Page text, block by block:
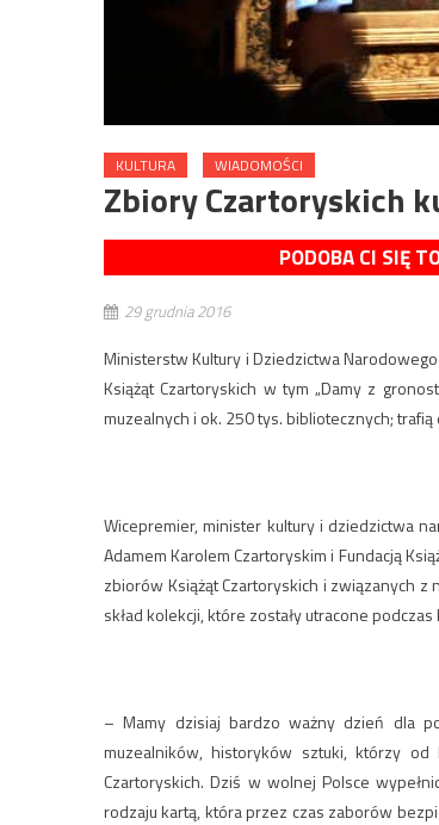
KULTURA WIADOMOŚCI
Zbiory Czartoryskich
PODOBA CI SIĘ
29 grudnia 2016
Ministerstw Kultury i Dziedzictwa
Książąt Czartoryskich w tym „Damy z
muzealnych i ok. 250 tys. bibliotecznych;
Wicepremier, minister kultury i dziedzictwa
Adamem Karolem Czartoryskim i Fundacją
zbiorów Książąt Czartoryskich i związanych
skład kolekcji, które zostały utracone
– Mamy dzisiaj bardzo ważny dzień dla
muzealników, historyków sztuki, którzy
Czartoryskich. Dziś w wolnej Polsce
rodzaju kartą, która przez czas zaborów